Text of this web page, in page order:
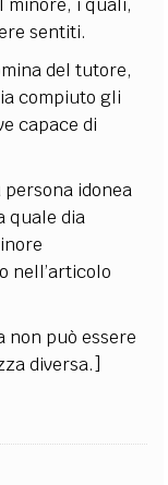
minore, i quali,
sentiti.
del tutore,
compiuto gli
capace di
idonea
quale dia
nell’articolo
non può essere
diversa.]